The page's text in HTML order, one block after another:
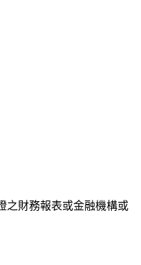
之財務報表或金融機構或